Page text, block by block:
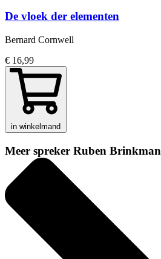
De vloek der elementen
Bernard Cornwell
€ 16,99
in winkelmand
Meer spreker Ruben Brinkman